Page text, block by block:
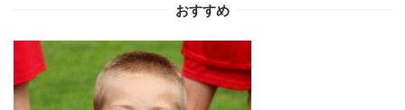
シ
ョ
おすすめ